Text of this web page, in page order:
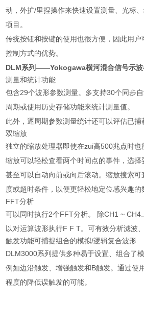
动，外扩/里捏操作来快速设置测量、光标
项目。
传统按钮和按键的使用也很方便，因此用
控制方式的优势。
DLM系列——Yokogawa横河混合信号示波
测量和统计功能
包含29个波形参数测量。多支持30个同步
周期或使用历史存储功能来统计测量值。
此外，逐周期参数测量统计还可以评估已捕
双缩放
独立的缩放处理器即使在zui高500兆点时也
缩放可以轻松查看两个时间点的事件，选择
甚至可以自动向前或向后滚动。缩放搜索
度或超时条件，以便更轻松地定位感兴趣的
FFT分析
可以同时执行2个FFT分析。 除CH1 ~ CH4
以对运算波形执行F F T。可有效分析滤波
触发功能可捕捉组合的模拟/逻辑复合波形
DLM3000系列提供多种易于设置、组合了
例如边沿触发、增强触发和B触发。通过使
程度的降低误触发的可能。